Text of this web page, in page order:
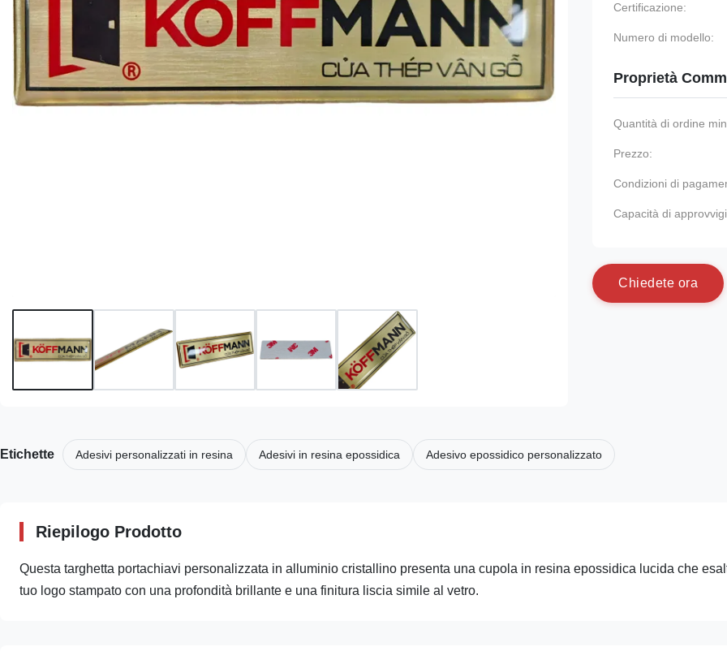
Certificazione:
Numero di modello:
Proprietà
Quantità di ordine
Prezzo:
Condizioni di
Capacità di
C hiedete ora
Etichette Adesivi personalizzati in resina Adesivi in resina epossidica Adesivo epossidico personalizzato
Riepilogo Prodotto
Questa targhetta portachiavi personalizzata in alluminio cristallino presenta una cupola in resina epossidica lucida che
tuo logo stampato con una profondità brillante e una finitura liscia simile al vetro.